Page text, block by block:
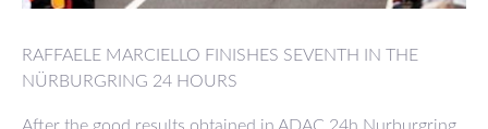
RAFFAELE MARCIELLO FINISHES SEVENTH IN THE
NÜRBURGRING 24 HOURS
After the good results obtained in ADAC 24h Nurburgring